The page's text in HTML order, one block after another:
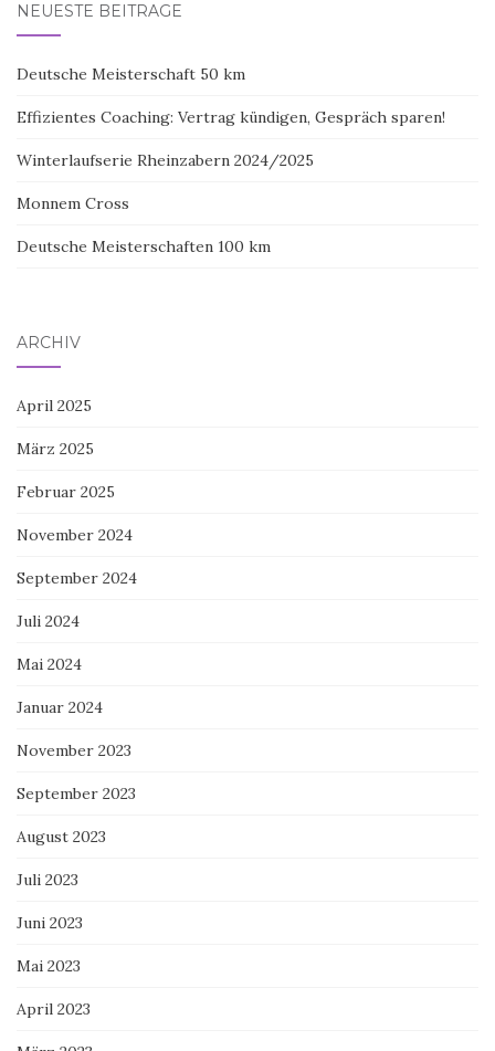
NEUESTE BEITRÄGE
Deutsche Meisterschaft 50 km
Effizientes Coaching: Vertrag kündigen, Gespräch sparen!
Winterlaufserie Rheinzabern 2024/2025
Monnem Cross
Deutsche Meisterschaften 100 km
ARCHIV
April 2025
März 2025
Februar 2025
November 2024
September 2024
Juli 2024
Mai 2024
Januar 2024
November 2023
September 2023
August 2023
Juli 2023
Juni 2023
Mai 2023
April 2023